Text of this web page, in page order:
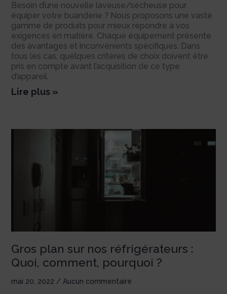
Besoin d’une nouvelle laveuse/sécheuse pour
équiper votre buanderie ? Nous proposons une vaste
gamme de produits pour mieux répondre à vos
exigences en matière. Chaque équipement présente
des avantages et inconvénients spécifiques. Dans
tous les cas, quelques critères de choix doivent être
pris en compte avant l’acquisition de ce type
d’appareil.
Lire plus »
Gros plan sur nos réfrigérateurs :
Quoi, comment, pourquoi ?
mai 20, 2022 Aucun commentaire